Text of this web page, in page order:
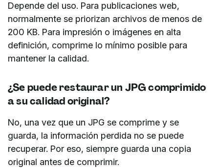
Depende del uso. Para publicaciones web,
normalmente se priorizan archivos de menos de
200 KB. Para impresión o imágenes en alta
definición, comprime lo mínimo posible para
mantener la calidad.
¿Se puede restaurar un JPG comprimido
a su calidad original?
No, una vez que un JPG se comprime y se
guarda, la información perdida no se puede
recuperar. Por eso, siempre guarda una copia
original antes de comprimir.